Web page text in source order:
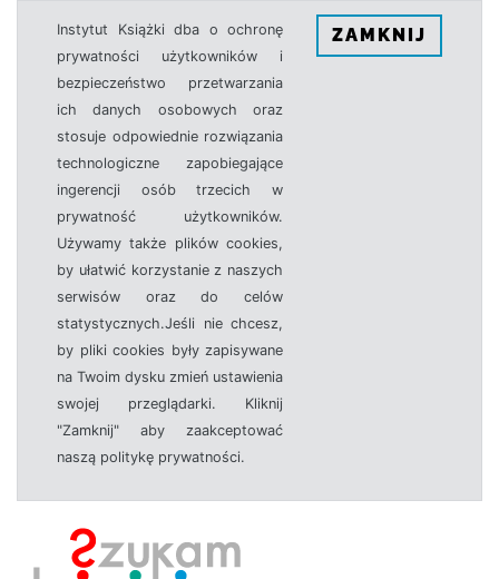
Instytut Książki dba o ochronę
prywatności użytkowników i
bezpieczeństwo przetwarzania
ich danych osobowych oraz
stosuje odpowiednie rozwiązania
technologiczne zapobiegające
ingerencji osób trzecich w
prywatność użytkowników.
Używamy także plików cookies,
by ułatwić korzystanie z naszych
serwisów oraz do celów
statystycznych.Jeśli nie chcesz,
by pliki cookies były zapisywane
na Twoim dysku zmień ustawienia
swojej przeglądarki. Kliknij
"Zamknij" aby zaakceptować
naszą politykę prywatności.
ZAMKNIJ